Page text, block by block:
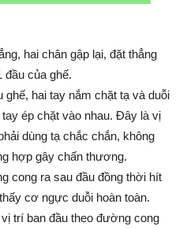
hai chân gập lại, đặt thẳng
đầu của ghế.
hai tay nắm chặt tạ và duỗi
ép chặt vào nhau. Đây là vị
dùng tạ chắc chắn, không
hợp gây chấn thương.
cong ra sau đầu đồng thời hít
cơ ngực duỗi hoàn toàn.
trí ban đầu theo đường cong